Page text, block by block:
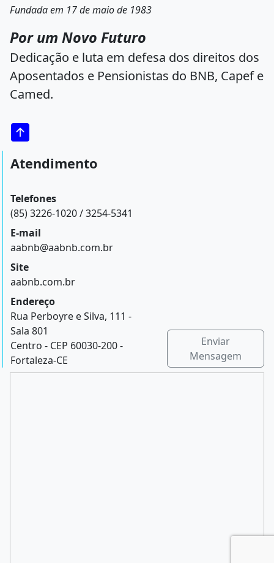
Fundada em 17 de maio de 1983
Por um Novo Futuro
Dedicação e luta em defesa dos direitos dos
Aposentados e Pensionistas do BNB, Capef e
Camed.
Atendimento
Telefones
(85) 3226-1020 / 3254-5341
E-mail
aabnb@aabnb.com.br
Site
aabnb.com.br
Endereço
Rua Perboyre e Silva, 111 -
Sala 801
Centro - CEP 60030-200 -
Fortaleza-CE
Enviar
Mensagem